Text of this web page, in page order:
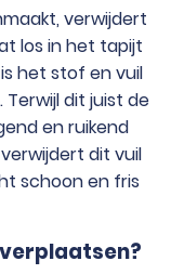
verwijdert
los in het tapijt
het stof en vuil
Terwijl dit juist de
en ruikend
dit vuil
schoon en fris